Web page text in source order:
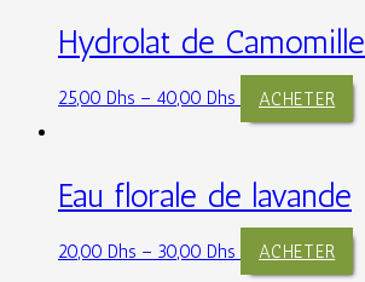
Hydrolat de Camomille
25,00 Dhs – 40,00 Dhs ACHETER
Eau florale de lavande
20,00 Dhs – 30,00 Dhs ACHETER